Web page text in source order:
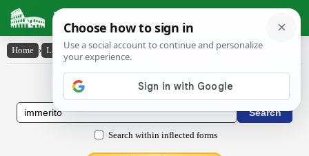
Latin Dictionary
Home › Latin-English › immĕrĭtō
Latin to English Dictionary
Search within inflected forms